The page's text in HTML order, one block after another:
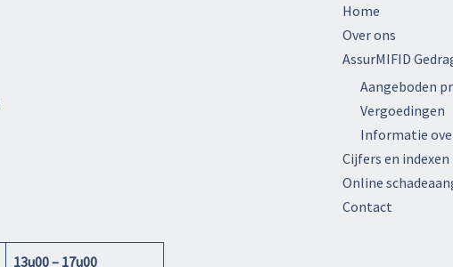
13u00 – 17u00
Home
Over ons
AssurMIFID
Aangeboden
Vergoedingen
Informatie
Cijfers en indexen
Online
Contact